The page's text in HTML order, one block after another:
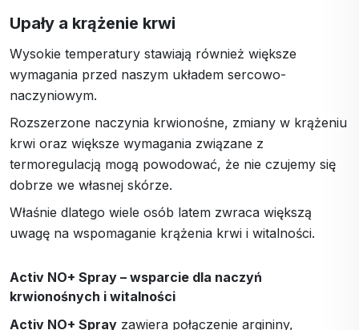
Upały a krążenie krwi
Wysokie temperatury stawiają również większe
wymagania przed naszym układem sercowo-
naczyniowym.
Rozszerzone naczynia krwionośne, zmiany w krążeniu
krwi oraz większe wymagania związane z
termoregulacją mogą powodować, że nie czujemy się
dobrze we własnej skórze.
Właśnie dlatego wiele osób latem zwraca większą
uwagę na wspomaganie krążenia krwi i witalności.
Activ NO+ Spray – wsparcie dla naczyń
krwionośnych i witalności
Activ NO+ Spray zawiera połączenie argininy,